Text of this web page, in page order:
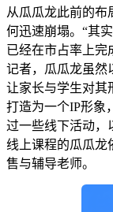
从瓜瓜龙此前的布
何迅速崩塌。“其
已经在市占率上完
记者，瓜瓜龙虽然
让家长与学生对其
打造为一个IP形象
过一些线下活动，
线上课程的瓜瓜龙
售与辅导老师。